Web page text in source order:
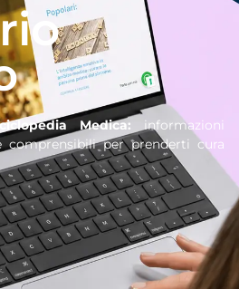
Medica: informazioni
comprensibili per prenderti cura